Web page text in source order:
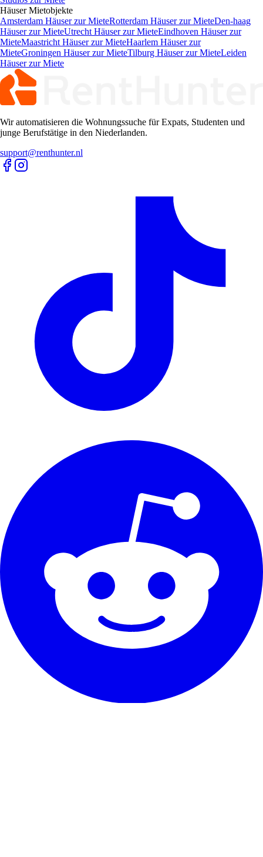
Häuser Mietobjekte
Amsterdam Häuser zur MieteRotterdam Häuser zur MieteDen-haag
Häuser zur MieteUtrecht Häuser zur MieteEindhoven Häuser zur
MieteMaastricht Häuser zur MieteHaarlem Häuser zur
MieteGroningen Häuser zur MieteTilburg Häuser zur MieteLeiden
Häuser zur Miete
Wir automatisieren die Wohnungssuche für Expats, Studenten und
junge Berufstätige in den Niederlanden.
support@renthunter.nl